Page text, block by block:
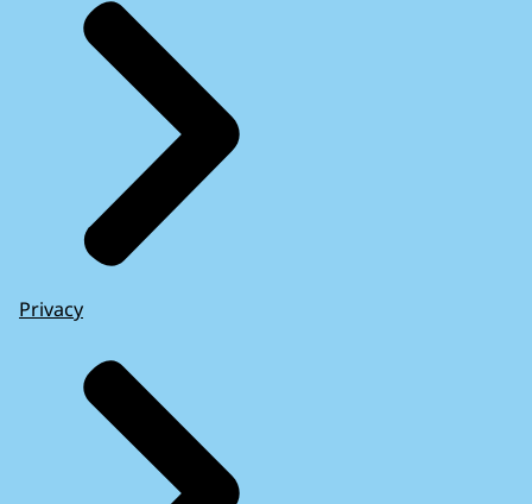
Privacy